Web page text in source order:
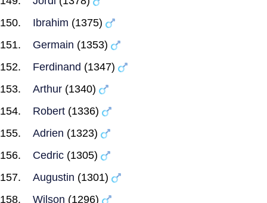
Ibrahim (1375)
Germain (1353)
Ferdinand (1347)
Arthur (1340)
Robert (1336)
Adrien (1323)
Cedric (1305)
Augustin (1301)
Wilson (1296)